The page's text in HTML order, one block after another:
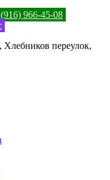
966-45-08
переулок,